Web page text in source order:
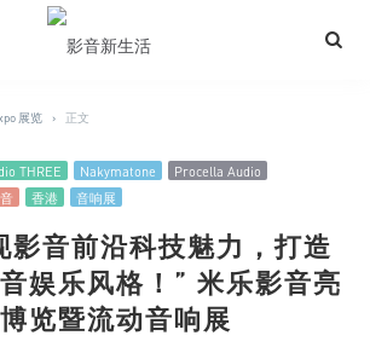
展览 › 正文
THREE Nakymatone
Procella Audio
香港 音响展
影音前沿科技魅力，打造
娱乐风格！” 米乐影音亮
览暨流动音响展